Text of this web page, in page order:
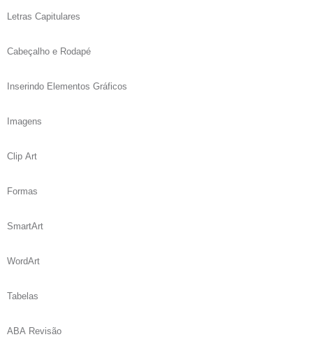
Letras Capitulares
Cabeçalho e Rodapé
Inserindo Elementos Gráficos
Imagens
Clip Art
Formas
SmartArt
WordArt
Tabelas
ABA Revisão